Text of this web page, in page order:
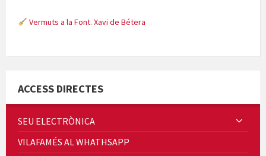
Vermuts a la Font. Xavi de Bétera
Quintà Culroja
ACCESS DIRECTES
SEU ELECTRÒNICA
VILAFAMÉS AL WHATHSAPP